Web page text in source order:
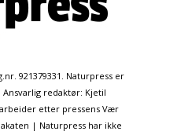
921379331. Naturpress er
redaktør: Kjetil
etter pressens Vær
| Naturpress har ikke